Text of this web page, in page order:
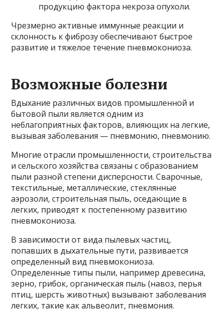
продукцию фактора некроза опухоли.
Чрезмерно активные иммунные реакции и
склонность к фиброзу обеспечивают быстрое
развитие и тяжелое течение пневмокониоза.
Возможные болезни
Вдыхание различных видов промышленной и
бытовой пыли является одним из
неблагоприятных факторов, влияющих на легкие,
вызывая заболевания — пневмонию, пневмонию.
Многие отрасли промышленности, строительства
и сельского хозяйства связаны с образованием
пыли разной степени дисперсности. Сварочные,
текстильные, металлические, стеклянные
аэрозоли, строительная пыль, оседающие в
легких, приводят к постепенному развитию
пневмокониоза.
В зависимости от вида пылевых частиц,
попавших в дыхательные пути, развивается
определенный вид пневмокониоза.
Определенные типы пыли, например древесина,
зерно, грибок, органическая пыль (навоз, перья
птиц, шерсть животных) вызывают заболевания
легких, такие как альвеолит, пневмония.